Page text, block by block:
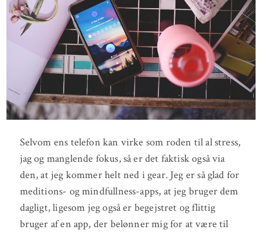
Selvom ens telefon kan virke som roden til al stress,
jag og manglende fokus, så er det faktisk også via
den, at jeg kommer helt ned i gear. Jeg er så glad for
meditions- og mindfullness-apps, at jeg bruger dem
dagligt, ligesom jeg også er begejstret og flittig
bruger af en app, der belønner mig for at være til